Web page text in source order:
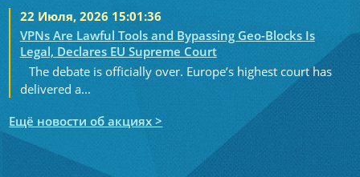
22 Июля, 2026 15:01:36
VPNs Are Lawful Tools and Bypassing Geo-Blocks Is
Legal, Declares EU Supreme Court
The debate is officially over. Europe’s highest court has
delivered a...
Ещё новости об акциях >